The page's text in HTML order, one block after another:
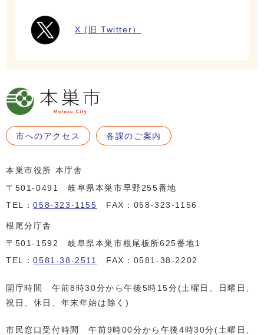
X (旧 Twitter）
市へのアクセス 各課のご案内
本巣市役所 本庁舎
〒501-0491 岐阜県本巣市早野255番地
TEL：058-323-1155 FAX：058-323-1156
根尾分庁舎
〒501-1592 岐阜県本巣市根尾板所625番地1
TEL：0581-38-2511 FAX：0581-38-2202
開庁時間 午前8時30分から午後5時15分(土曜日、日曜日、
祝日、休日、年末年始は除く)
市民窓口受付時間 午前9時00分から午後4時30分(土曜日、